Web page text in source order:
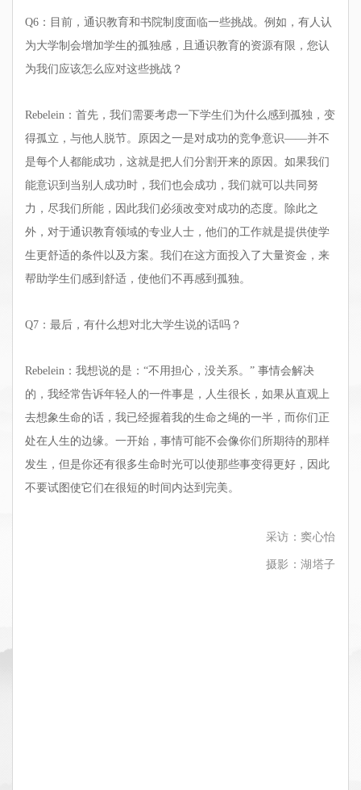
Q6：目前，通识教育和书院制度面临一些挑战。例如，有人认
为大学制会增加学生的孤独感，且通识教育的资源有限，您认
为我们应该怎么应对这些挑战？
Rebelein：首先，我们需要考虑一下学生们为什么感到孤独，变
得孤立，与他人脱节。原因之一是对成功的竞争意识——并不
是每个人都能成功，这就是把人们分割开来的原因。如果我们
能意识到当别人成功时，我们也会成功，我们就可以共同努
力，尽我们所能，因此我们必须改变对成功的态度。除此之
外，对于通识教育领域的专业人士，他们的工作就是提供使学
生更舒适的条件以及方案。我们在这方面投入了大量资金，来
帮助学生们感到舒适，使他们不再感到孤独。
Q7：最后，有什么想对北大学生说的话吗？
Rebelein：我想说的是：“不用担心，没关系。” 事情会解决
的，我经常告诉年轻人的一件事是，人生很长，如果从直观上
去想象生命的话，我已经握着我的生命之绳的一半，而你们正
处在人生的边缘。一开始，事情可能不会像你们所期待的那样
发生，但是你还有很多生命时光可以使那些事变得更好，因此
不要试图使它们在很短的时间内达到完美。
采访：窦心怡
摄影：湖塔子